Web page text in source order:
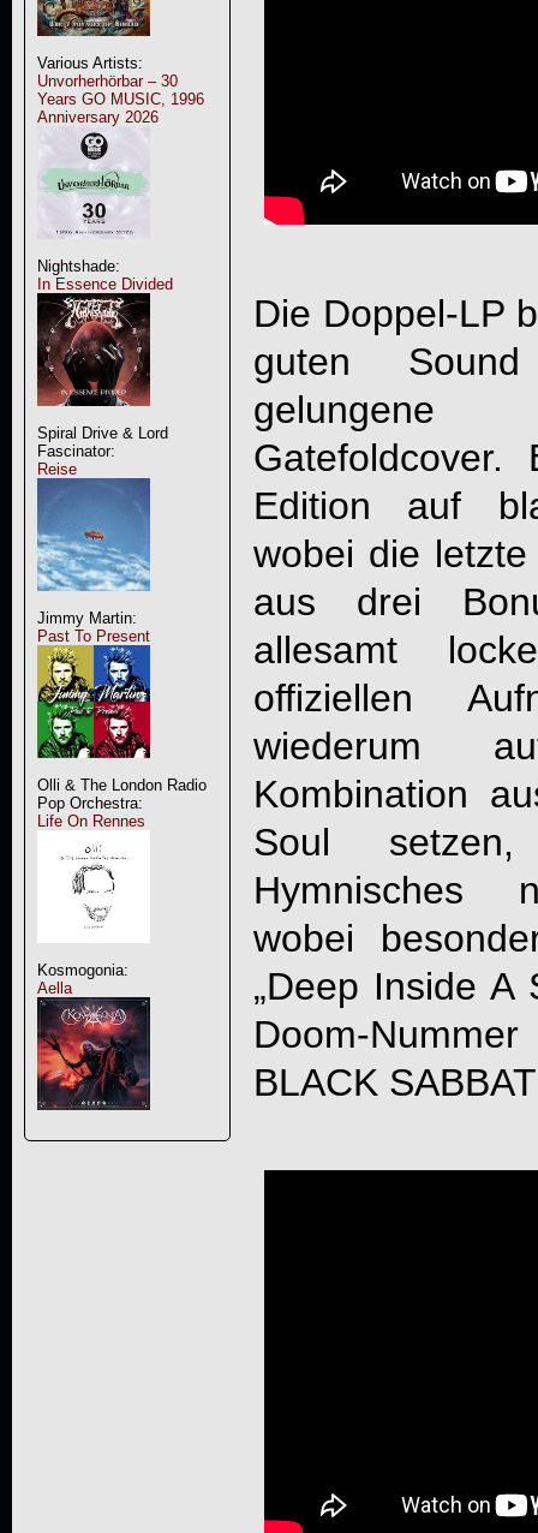
Various Artists:
Unvorherhörbar – 30
Years GO MUSIC, 1996
Anniversary 2026
Nightshade:
In Essence Divided
Spiral Drive & Lord
Fascinator:
Reise
Jimmy Martin:
Past To Present
Olli & The London Radio
Pop Orchestra:
Life On Rennes
Kosmogonia:
Aella
Die Doppel-LP
guten
Edition auf
wobei die
aus drei
allesamt
offiziellen
wiederum
Kombination
Soul
Hymnisches
wobei
„Deep Inside A
Doom-
BLACK